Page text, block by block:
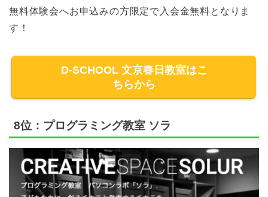
無料体験会へお申込みの方限定で入会金無料となりま
す！
D-SCHOOL 文京春日教室はこ
ちらから
8位：プログラミング教室 ソラ